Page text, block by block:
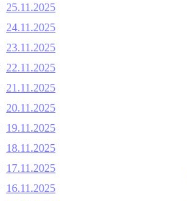
25.11.2025
24.11.2025
23.11.2025
22.11.2025
21.11.2025
20.11.2025
19.11.2025
18.11.2025
17.11.2025
16.11.2025